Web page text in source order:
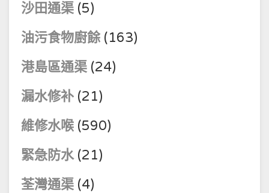
沙田通渠 (5)
油污食物廚餘(163)
港島區通渠 (24)
漏水修补 (21)
維修水喉 (590)
緊急防水(21)
荃灣通渠 (4)